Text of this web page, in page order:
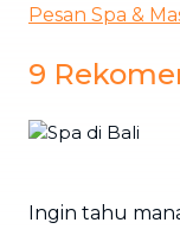
Pesan Spa &
9
Ingin tahu